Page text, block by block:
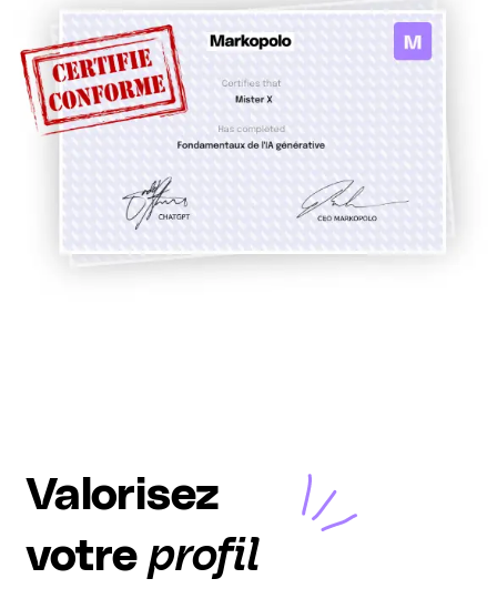
Valorisez
votre profil